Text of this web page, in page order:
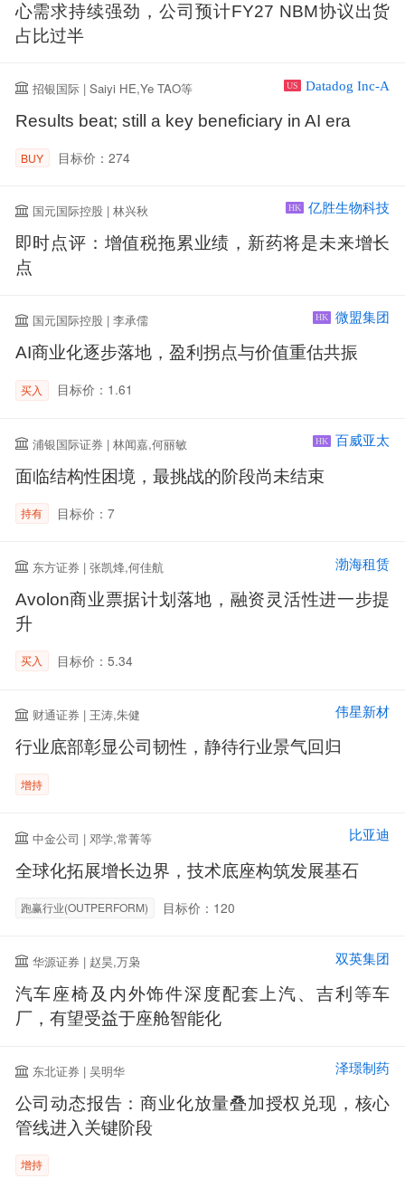
心需求持续强劲，公司预计FY27 NBM协议出货
占比过半
招银国际 | Saiyi HE,Ye TAO等 US Datadog Inc-A
Results beat; still a key beneficiary in AI era
BUY 目标价：274
国元国际控股 | 林兴秋 HK 亿胜生物科技
即时点评：增值税拖累业绩，新药将是未来增长
点
国元国际控股 | 李承儒 HK 微盟集团
AI商业化逐步落地，盈利拐点与价值重估共振
买入 目标价：1.61
浦银国际证券 | 林闻嘉,何丽敏 HK 百威亚太
面临结构性困境，最挑战的阶段尚未结束
持有 目标价：7
东方证券 | 张凯烽,何佳航 渤海租赁
Avolon商业票据计划落地，融资灵活性进一步提
升
买入 目标价：5.34
财通证券 | 王涛,朱健 伟星新材
行业底部彰显公司韧性，静待行业景气回归
增持
中金公司 | 邓学,常菁等 比亚迪
全球化拓展增长边界，技术底座构筑发展基石
跑赢行业(OUTPERFORM) 目标价：120
华源证券 | 赵昊,万枭 双英集团
汽车座椅及内外饰件深度配套上汽、吉利等车
厂，有望受益于座舱智能化
东北证券 | 吴明华 泽璟制药
公司动态报告：商业化放量叠加授权兑现，核心
管线进入关键阶段
增持